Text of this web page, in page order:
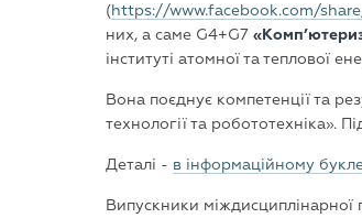
(https://www.facebook.com/
них, а саме G4+G7
інституті атомної та теплової
Вона поєднує компетенції та
технології та робототехніка».
Деталі - в інформаційному
Випускники міждисциплінарної